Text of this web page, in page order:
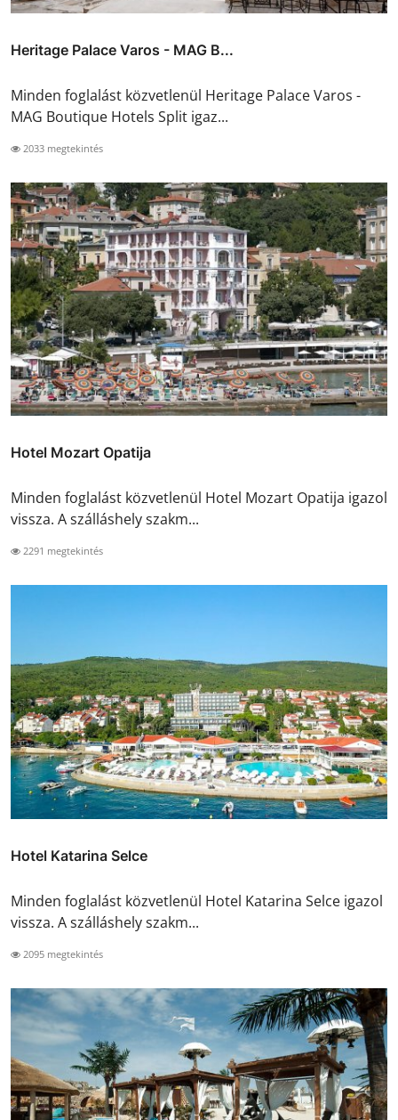
Heritage Palace Varos - MAG B...
Minden foglalást közvetlenül Heritage Palace Varos -
MAG Boutique Hotels Split igaz...
2033 megtekintés
Hotel Mozart Opatija
Minden foglalást közvetlenül Hotel Mozart Opatija igazol
vissza. A szálláshely szakm...
2291 megtekintés
Hotel Katarina Selce
Minden foglalást közvetlenül Hotel Katarina Selce igazol
vissza. A szálláshely szakm...
2095 megtekintés